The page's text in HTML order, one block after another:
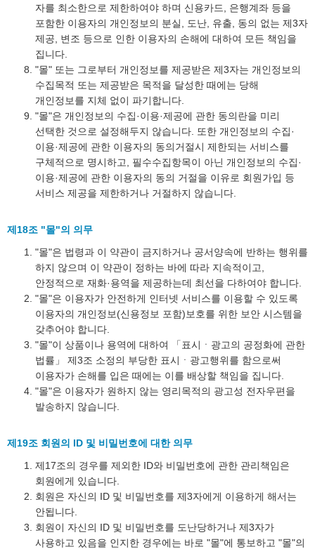
자를 최소한으로 제한하여야 하며 신용카드, 은행계좌 등을
포함한 이용자의 개인정보의 분실, 도난, 유출, 동의 없는 제3자
제공, 변조 등으로 인한 이용자의 손해에 대하여 모든 책임을
집니다.
"몰" 또는 그로부터 개인정보를 제공받은 제3자는 개인정보의
수집목적 또는 제공받은 목적을 달성한 때에는 당해
개인정보를 지체 없이 파기합니다.
"몰"은 개인정보의 수집·이용·제공에 관한 동의란을 미리
선택한 것으로 설정해두지 않습니다. 또한 개인정보의 수집·
이용·제공에 관한 이용자의 동의거절시 제한되는 서비스를
구체적으로 명시하고, 필수수집항목이 아닌 개인정보의 수집·
이용·제공에 관한 이용자의 동의 거절을 이유로 회원가입 등
서비스 제공을 제한하거나 거절하지 않습니다.
제18조 "몰"의 의무
"몰"은 법령과 이 약관이 금지하거나 공서양속에 반하는 행위를
하지 않으며 이 약관이 정하는 바에 따라 지속적이고,
안정적으로 재화·용역을 제공하는데 최선을 다하여야 합니다.
"몰"은 이용자가 안전하게 인터넷 서비스를 이용할 수 있도록
이용자의 개인정보(신용정보 포함)보호를 위한 보안 시스템을
갖추어야 합니다.
"몰"이 상품이나 용역에 대하여 「표시ㆍ광고의 공정화에 관한
법률」 제3조 소정의 부당한 표시ㆍ광고행위를 함으로써
이용자가 손해를 입은 때에는 이를 배상할 책임을 집니다.
"몰"은 이용자가 원하지 않는 영리목적의 광고성 전자우편을
발송하지 않습니다.
제19조 회원의 ID 및 비밀번호에 대한 의무
제17조의 경우를 제외한 ID와 비밀번호에 관한 관리책임은
회원에게 있습니다.
회원은 자신의 ID 및 비밀번호를 제3자에게 이용하게 해서는
안됩니다.
회원이 자신의 ID 및 비밀번호를 도난당하거나 제3자가
사용하고 있음을 인지한 경우에는 바로 "몰"에 통보하고 "몰"의